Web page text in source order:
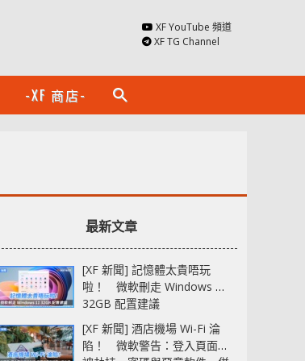
XF YouTube 頻道
XF TG Channel
-XF 商店- search
最新文章
[XF 新聞] 記憶體太貴唔玩
啦！ 微軟刪走 Windows 11
32GB 配置建議
[XF 新聞] 酒店機場 Wi-Fi 淪
陷！ 微軟警告：登入頁面可